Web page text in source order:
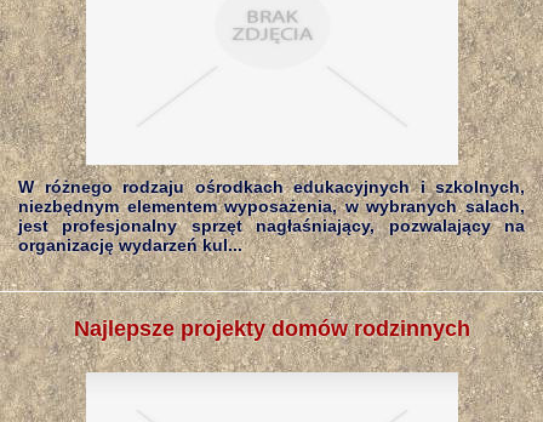
W różnego rodzaju ośrodkach edukacyjnych i szkolnych,
niezbędnym elementem wyposażenia, w wybranych salach,
jest profesjonalny sprzęt nagłaśniający, pozwalający na
organizację wydarzeń kul...
Najlepsze projekty domów rodzinnych